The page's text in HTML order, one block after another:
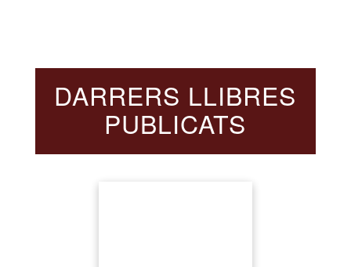
DARRERS LLIBRES
PUBLICATS